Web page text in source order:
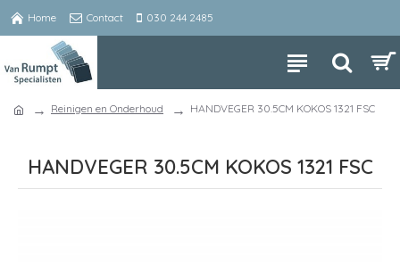
Home Contact 030 244 2485
Reinigen en Onderhoud HANDVEGER 30.5CM KOKOS 1321 FSC
HANDVEGER 30.5CM KOKOS 1321 FSC